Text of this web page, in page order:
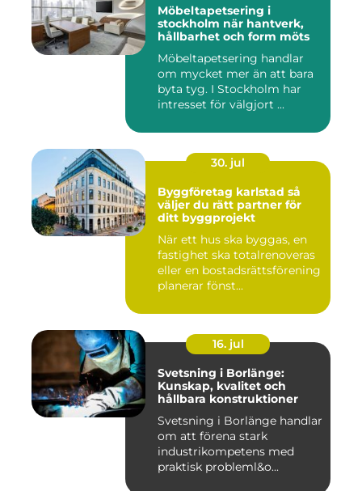
Möbeltapetsering i
stockholm när hantverk,
hållbarhet och form möts
Möbeltapetsering handlar
om mycket mer än att bara
byta tyg. I Stockholm har
intresset för välgjort ...
30. jul
Byggföretag karlstad så
väljer du rätt partner för
ditt byggprojekt
När ett hus ska byggas, en
fastighet ska totalrenoveras
eller en bostadsrättsförening
planerar fönst...
16. jul
Svetsning i Borlänge:
Kunskap, kvalitet och
hållbara konstruktioner
Svetsning i Borlänge handlar
om att förena stark
industrikompetens med
praktisk probleml&o...